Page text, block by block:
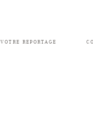
VOTRE REPORTAGE